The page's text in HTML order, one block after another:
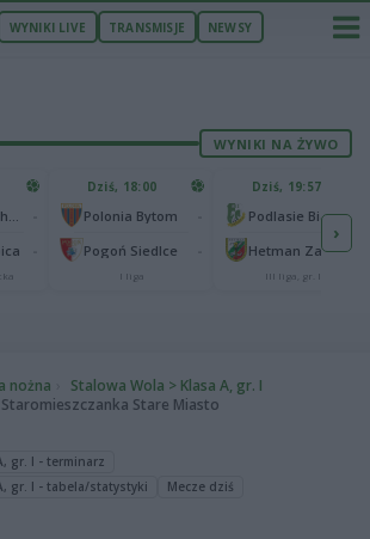
WYNIKI LIVE TRANSMISJE NEWSY
WYNIKI NA ŻYWO
Dziś, 18:00
Polonia Bytom
Pogoń Siedlce
I liga
Dziś, 19:57
Podlasie Biała Podlaska
Hetman Zamość
III liga, gr. IV
›
nożna
Stalowa Wola > Klasa A, gr. I
Stare Miasto
gr. I - terminarz
gr. I - tabela/statystyki
Mecze dziś